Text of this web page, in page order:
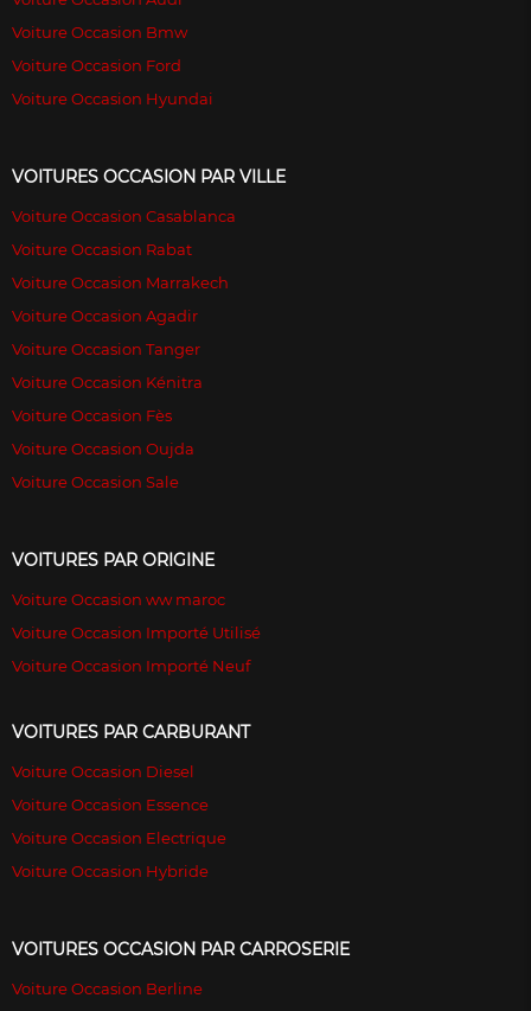
Voiture Occasion Bmw
Voiture Occasion Ford
Voiture Occasion Hyundai
VOITURES OCCASION PAR VILLE
Voiture Occasion Casablanca
Voiture Occasion Rabat
Voiture Occasion Marrakech
Voiture Occasion Agadir
Voiture Occasion Tanger
Voiture Occasion Kénitra
Voiture Occasion Fès
Voiture Occasion Oujda
Voiture Occasion Sale
VOITURES PAR ORIGINE
Voiture Occasion ww maroc
Voiture Occasion Importé Utilisé
Voiture Occasion Importé Neuf
VOITURES PAR CARBURANT
Voiture Occasion Diesel
Voiture Occasion Essence
Voiture Occasion Electrique
Voiture Occasion Hybride
VOITURES OCCASION PAR CARROSERIE
Voiture Occasion Berline